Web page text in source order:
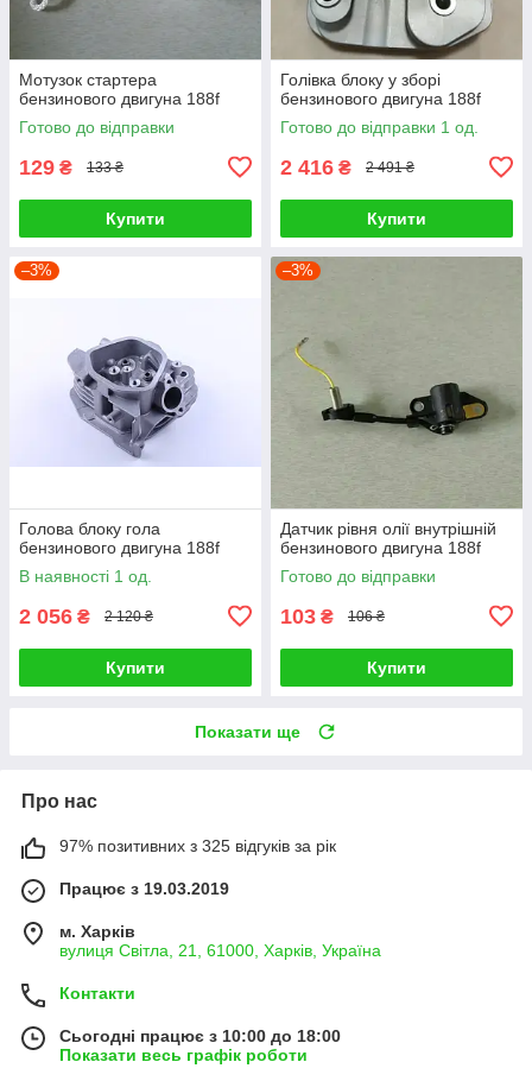
Мотузок стартера
бензинового двигуна 188f
Готово до відправки
129 ₴ 133 ₴
Купити
Голівка блоку у зборі
бензинового двигуна 188f
Готово до відправки 1 од.
2 416 ₴ 2 491 ₴
Купити
–3%
Голова блоку гола
бензинового двигуна 188f
В наявності 1 од.
2 056 ₴ 2 120 ₴
Купити
–3%
Датчик рівня олії внутрішній
бензинового двигуна 188f
Готово до відправки
103 ₴ 106 ₴
Купити
Показати ще
Про нас
97% позитивних з 325 відгуків за рік
Працює з 19.03.2019
м. Харків
вулиця Світла, 21, 61000, Харків, Україна
Контакти
Сьогодні працює з 10:00 до 18:00
Показати весь графік роботи